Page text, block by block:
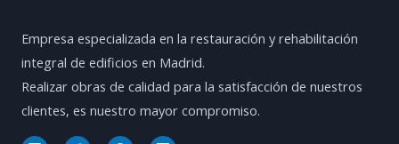
Empresa especializada en la restauración y rehabilitación
integral de edificios en Madrid.
Realizar obras de calidad para la satisfacción de nuestros
clientes, es nuestro mayor compromiso.